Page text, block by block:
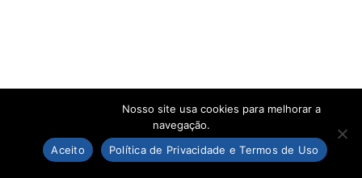
Nosso site usa cookies para melhorar a
navegação.
Aceito
Política de Privacidade e Termos de Uso